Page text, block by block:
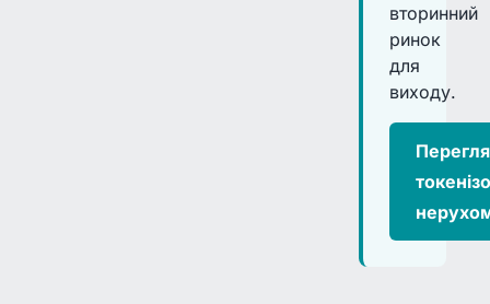
вторинний
ринок
для
виходу.